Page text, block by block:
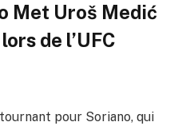
Met Uroš Medić
de l’UFC
pour Soriano, qui